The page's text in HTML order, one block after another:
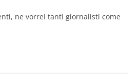
ne vorrei tanti giornalisti come